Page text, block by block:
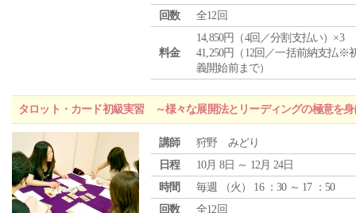
回数
全12回
料金
14,850円（4回／分割支払い）×3
41,250円（12回／一括前納支払※
義開始前まで）
タロット・カード初級実習 ～様々な展開法とリーディングの極意を身
講師
狩野 みどり
日程
10月 8日 ～ 12月 24日
時間
毎週 （火 ） 16 ：30 ～ 17 ：50
回数
全12回